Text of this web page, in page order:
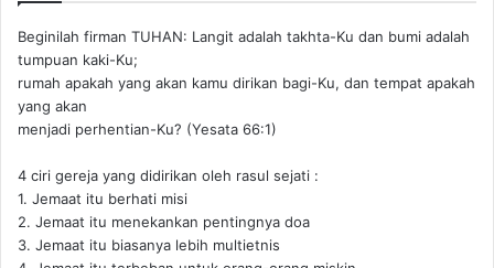
Beginilah firman TUHAN: Langit adalah takhta-Ku dan bumi adalah
tumpuan kaki-Ku;
rumah apakah yang akan kamu dirikan bagi-Ku, dan tempat apakah
yang akan
menjadi perhentian-Ku? (Yesata 66:1) ‪
4 ciri gereja yang didirikan oleh rasul sejati :
1. Jemaat itu berhati misi
2. Jemaat itu menekankan pentingnya doa
3. Jemaat itu biasanya lebih multietnis